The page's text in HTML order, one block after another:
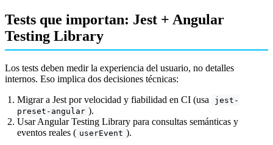
Tests que importan: Jest + Angular
Testing Library
Los tests deben medir la experiencia del usuario, no detalles
internos. Eso implica dos decisiones técnicas:
Migrar a Jest por velocidad y fiabilidad en CI (usa
jest-
preset-angular ).
Usar Angular Testing Library para consultas semánticas y
eventos reales ( userEvent ).